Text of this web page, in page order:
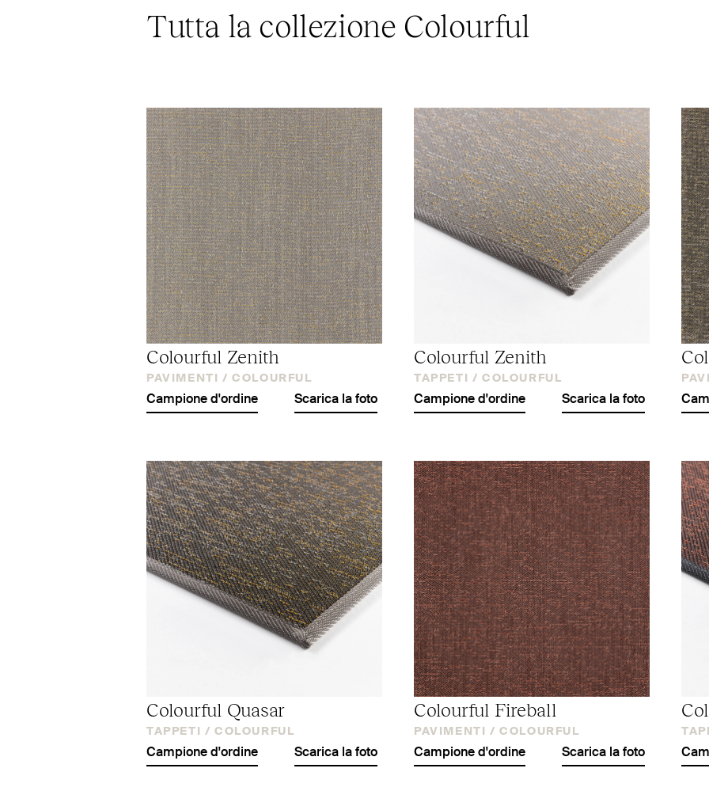
Tutta la collezione Colourful
Colourful Zenith
PAVIMENTI / COLOURFUL
Campione d'ordine Scarica la foto
Colourful Zenith
TAPPETI / COLOURFUL
Campione d'ordine Scarica la foto
Colourful Quasar
TAPPETI / COLOURFUL
Campione d'ordine Scarica la foto
Colourful Fireball
PAVIMENTI / COLOURFUL
Campione d'ordine Scarica la foto